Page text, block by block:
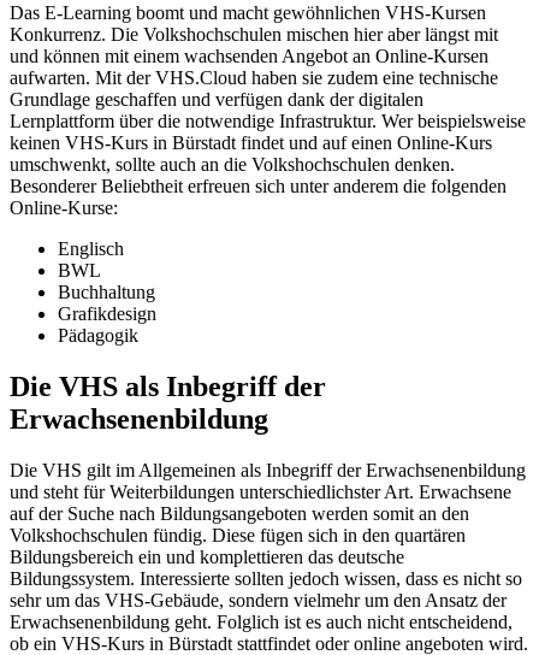
Das E-Learning boomt und macht gewöhnlichen VHS-Kursen
Konkurrenz. Die Volkshochschulen mischen hier aber längst mit
und können mit einem wachsenden Angebot an Online-Kursen
aufwarten. Mit der VHS.Cloud haben sie zudem eine technische
Grundlage geschaffen und verfügen dank der digitalen
Lernplattform über die notwendige Infrastruktur. Wer beispielsweise
keinen VHS-Kurs in Bürstadt findet und auf einen Online-Kurs
umschwenkt, sollte auch an die Volkshochschulen denken.
Besonderer Beliebtheit erfreuen sich unter anderem die folgenden
Online-Kurse:
Englisch
BWL
Buchhaltung
Grafikdesign
Pädagogik
Die VHS als Inbegriff der
Erwachsenenbildung
Die VHS gilt im Allgemeinen als Inbegriff der Erwachsenenbildung
und steht für Weiterbildungen unterschiedlichster Art. Erwachsene
auf der Suche nach Bildungsangeboten werden somit an den
Volkshochschulen fündig. Diese fügen sich in den quartären
Bildungsbereich ein und komplettieren das deutsche
Bildungssystem. Interessierte sollten jedoch wissen, dass es nicht so
sehr um das VHS-Gebäude, sondern vielmehr um den Ansatz der
Erwachsenenbildung geht. Folglich ist es auch nicht entscheidend,
ob ein VHS-Kurs in Bürstadt stattfindet oder online angeboten wird.